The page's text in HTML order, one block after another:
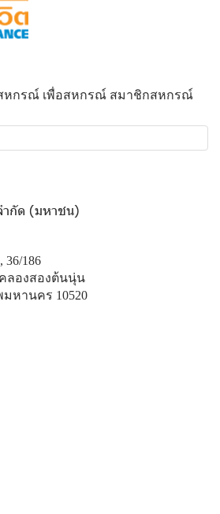
หกรณ์ เพื่อสหกรณ์ สมาชิกสหกรณ์
กัด (มหาชน)
36/186
ลองสองต้นนุ่น
มหานคร 10520